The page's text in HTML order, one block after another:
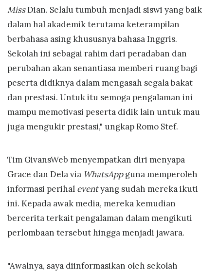
MissDian. Selalu tumbuh menjadi siswi yang baik
dalam hal akademik terutama keterampilan
berbahasa asing khususnya bahasa Inggris.
Sekolah ini sebagai rahim dari peradaban dan
perubahan akan senantiasa memberi ruang bagi
peserta didiknya dalam mengasah segala bakat
dan prestasi. Untuk itu semoga pengalaman ini
mampu memotivasi peserta didik lain untuk mau
juga mengukir prestasi," ungkap Romo Stef.
Tim GivansWeb menyempatkan diri menyapa
Grace dan Dela via WhatsAppguna memperoleh
informasi perihal eventyang sudah mereka ikuti
ini. Kepada awak media, mereka kemudian
bercerita terkait pengalaman dalam mengikuti
perlombaan tersebut hingga menjadi jawara.
"Awalnya, saya diinformasikan oleh sekolah